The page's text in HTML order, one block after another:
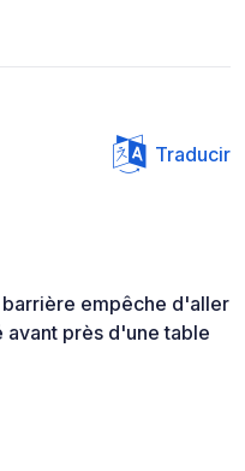
Traducir
empêche d'aller
avant près d'une table